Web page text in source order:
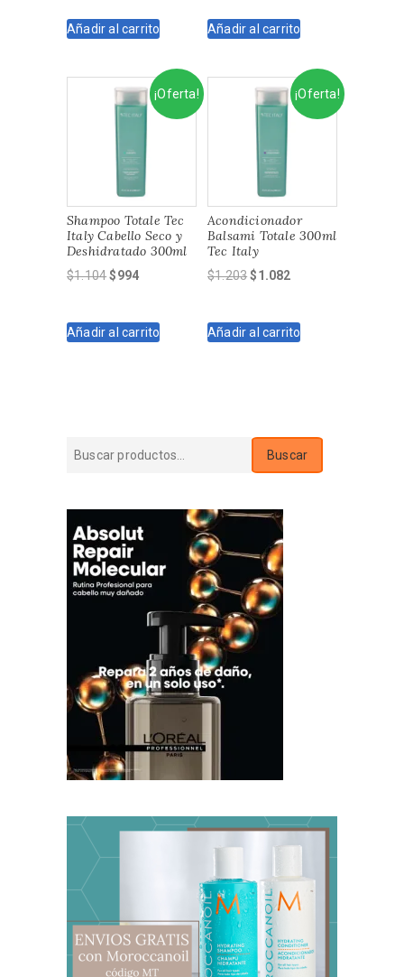
era:
es:
Añadir al carrito
era:
es:
Añadir al carrito
¡Oferta!
Shampoo Totale Tec
Italy Cabello Seco y
Deshidratado 300ml
$1.104El
era:
$994El
es:
Añadir al carrito
¡Oferta!
Acondicionador
Balsami Totale 300ml
Tec Italy
$1.203El
era:
$1.082
es:
Añadir al carrito
Buscar
Buscar